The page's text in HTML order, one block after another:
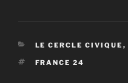
CATÉGORIES
LE CERCLE CIVIQUE ,
ÉTIQUETTES
FRANCE 24